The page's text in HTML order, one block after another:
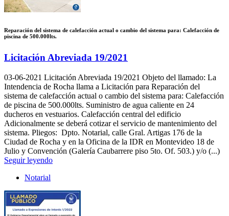
Reparación del sistema de calefacción actual o cambio del sistema para: Calefacción de
piscina de 500.000lts.
Licitación Abreviada 19/2021
03-06-2021 Licitación Abreviada 19/2021 Objeto del llamado: La
Intendencia de Rocha llama a Licitación para Reparación del
sistema de calefacción actual o cambio del sistema para: Calefacción
de piscina de 500.000lts. Suministro de agua caliente en 24
ducheros en vestuarios. Calefacción central del edificio
Adicionalmente se deberá cotizar el servicio de mantenimiento del
sistema. Pliegos: Dpto. Notarial, calle Gral. Artigas 176 de la
Ciudad de Rocha y en la Oficina de la IDR en Montevideo 18 de
Julio y Convención (Galería Caubarrere piso 5to. Of. 503.) y/o (...)
Seguir leyendo
Notarial